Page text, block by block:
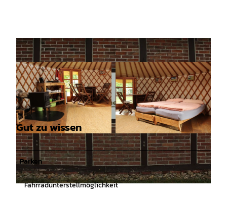
© Mittelweser-Touristik GmbH |CC-BY
© Mittelweser-Touristik GmbH | CC-BY © Mittelweser-Touristik GmbH | CC-BY
Gut zu wissen
Parken
Fahrradunterstellmöglichkeit